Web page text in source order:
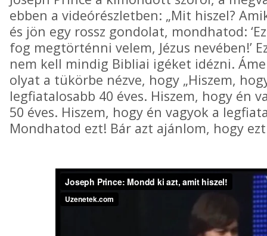
ebben a videórészletben: „Mit hiszel?
és jön egy rossz gondolat, mondhatod:
fog megtörténni velem, Jézus nevében!’
nem kell mindig Bibliai igéket idézni.
olyat a tükörbe nézve, hogy „Hiszem,
legfiatalosabb 40 éves. Hiszem, hogy én
50 éves. Hiszem, hogy én vagyok a
Mondhatod ezt! Bár azt ajánlom, hogy